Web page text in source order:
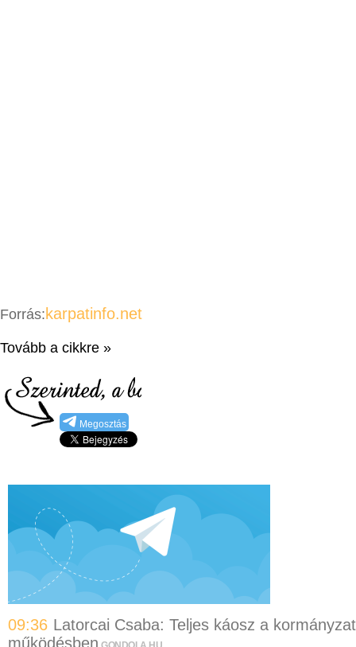
Forrás: karpatinfo.net
Tovább a cikkre »
Megosztás
09:36 Latorcai Csaba: Teljes káosz a
működésben